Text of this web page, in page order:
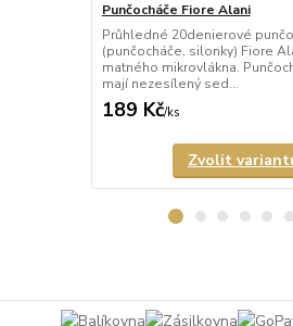
Punčocháče Fiore Alani
Průhledné 20denierové
(punčocháče, silonky) Fiore
matného mikrovlákna.
mají nezesílený sed...
189 Kč/ks
Zvolit